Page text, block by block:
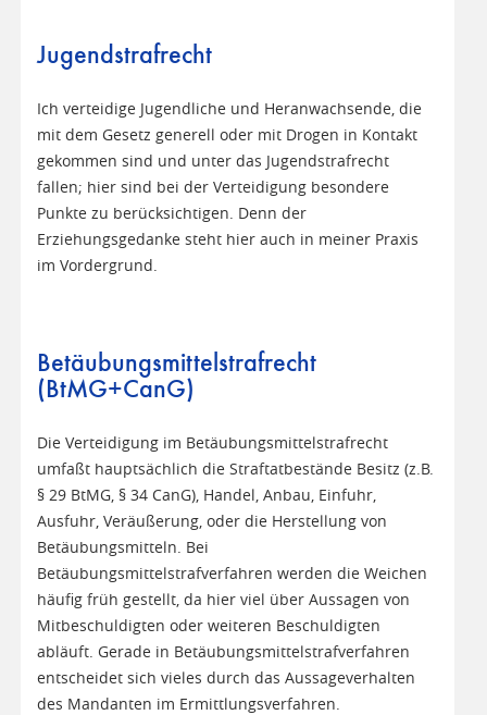
Jugendstrafrecht
Ich verteidige Jugendliche und Heranwachsende, die
mit dem Gesetz generell oder mit Drogen in Kontakt
gekommen sind und unter das Jugendstrafrecht
fallen; hier sind bei der Verteidigung besondere
Punkte zu berücksichtigen. Denn der
Erziehungsgedanke steht hier auch in meiner Praxis
im Vordergrund.
Betäubungsmittelstrafrecht
(BtMG+CanG)
Die Verteidigung im Betäubungsmittelstrafrecht
umfaßt hauptsächlich die Straftatbestände Besitz (z.B.
§ 29 BtMG, § 34 CanG), Handel, Anbau, Einfuhr,
Ausfuhr, Veräußerung, oder die Herstellung von
Betäubungsmitteln. Bei
Betäubungsmittelstrafverfahren werden die Weichen
häufig früh gestellt, da hier viel über Aussagen von
Mitbeschuldigten oder weiteren Beschuldigten
abläuft. Gerade in Betäubungsmittelstrafverfahren
entscheidet sich vieles durch das Aussageverhalten
des Mandanten im Ermittlungsverfahren.